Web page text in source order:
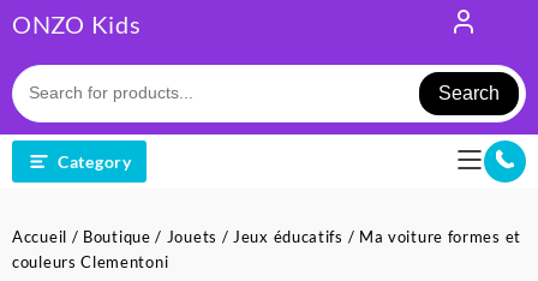
to
content
ONZO Kids
Search
Category
Accueil / Boutique / Jouets / Jeux éducatifs / Ma voiture formes et
couleurs Clementoni